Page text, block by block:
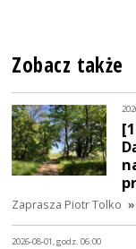
Zobacz także
Zaprasza Piotr Tolko
2026-08-01, godz. 06:00